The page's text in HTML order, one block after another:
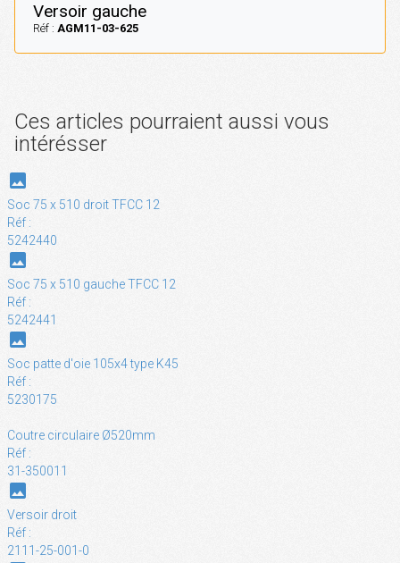
Versoir gauche
Réf : AGM11-03-625
Ces articles pourraient aussi vous
intérésser
photo
Soc 75 x 510 droit TFCC 12
Réf :
5242440
photo
Soc 75 x 510 gauche TFCC 12
Réf :
5242441
photo
Soc patte d'oie 105x4 type K45
Réf :
5230175
Coutre circulaire Ø520mm
Réf :
31-350011
photo
Versoir droit
Réf :
2111-25-001-0